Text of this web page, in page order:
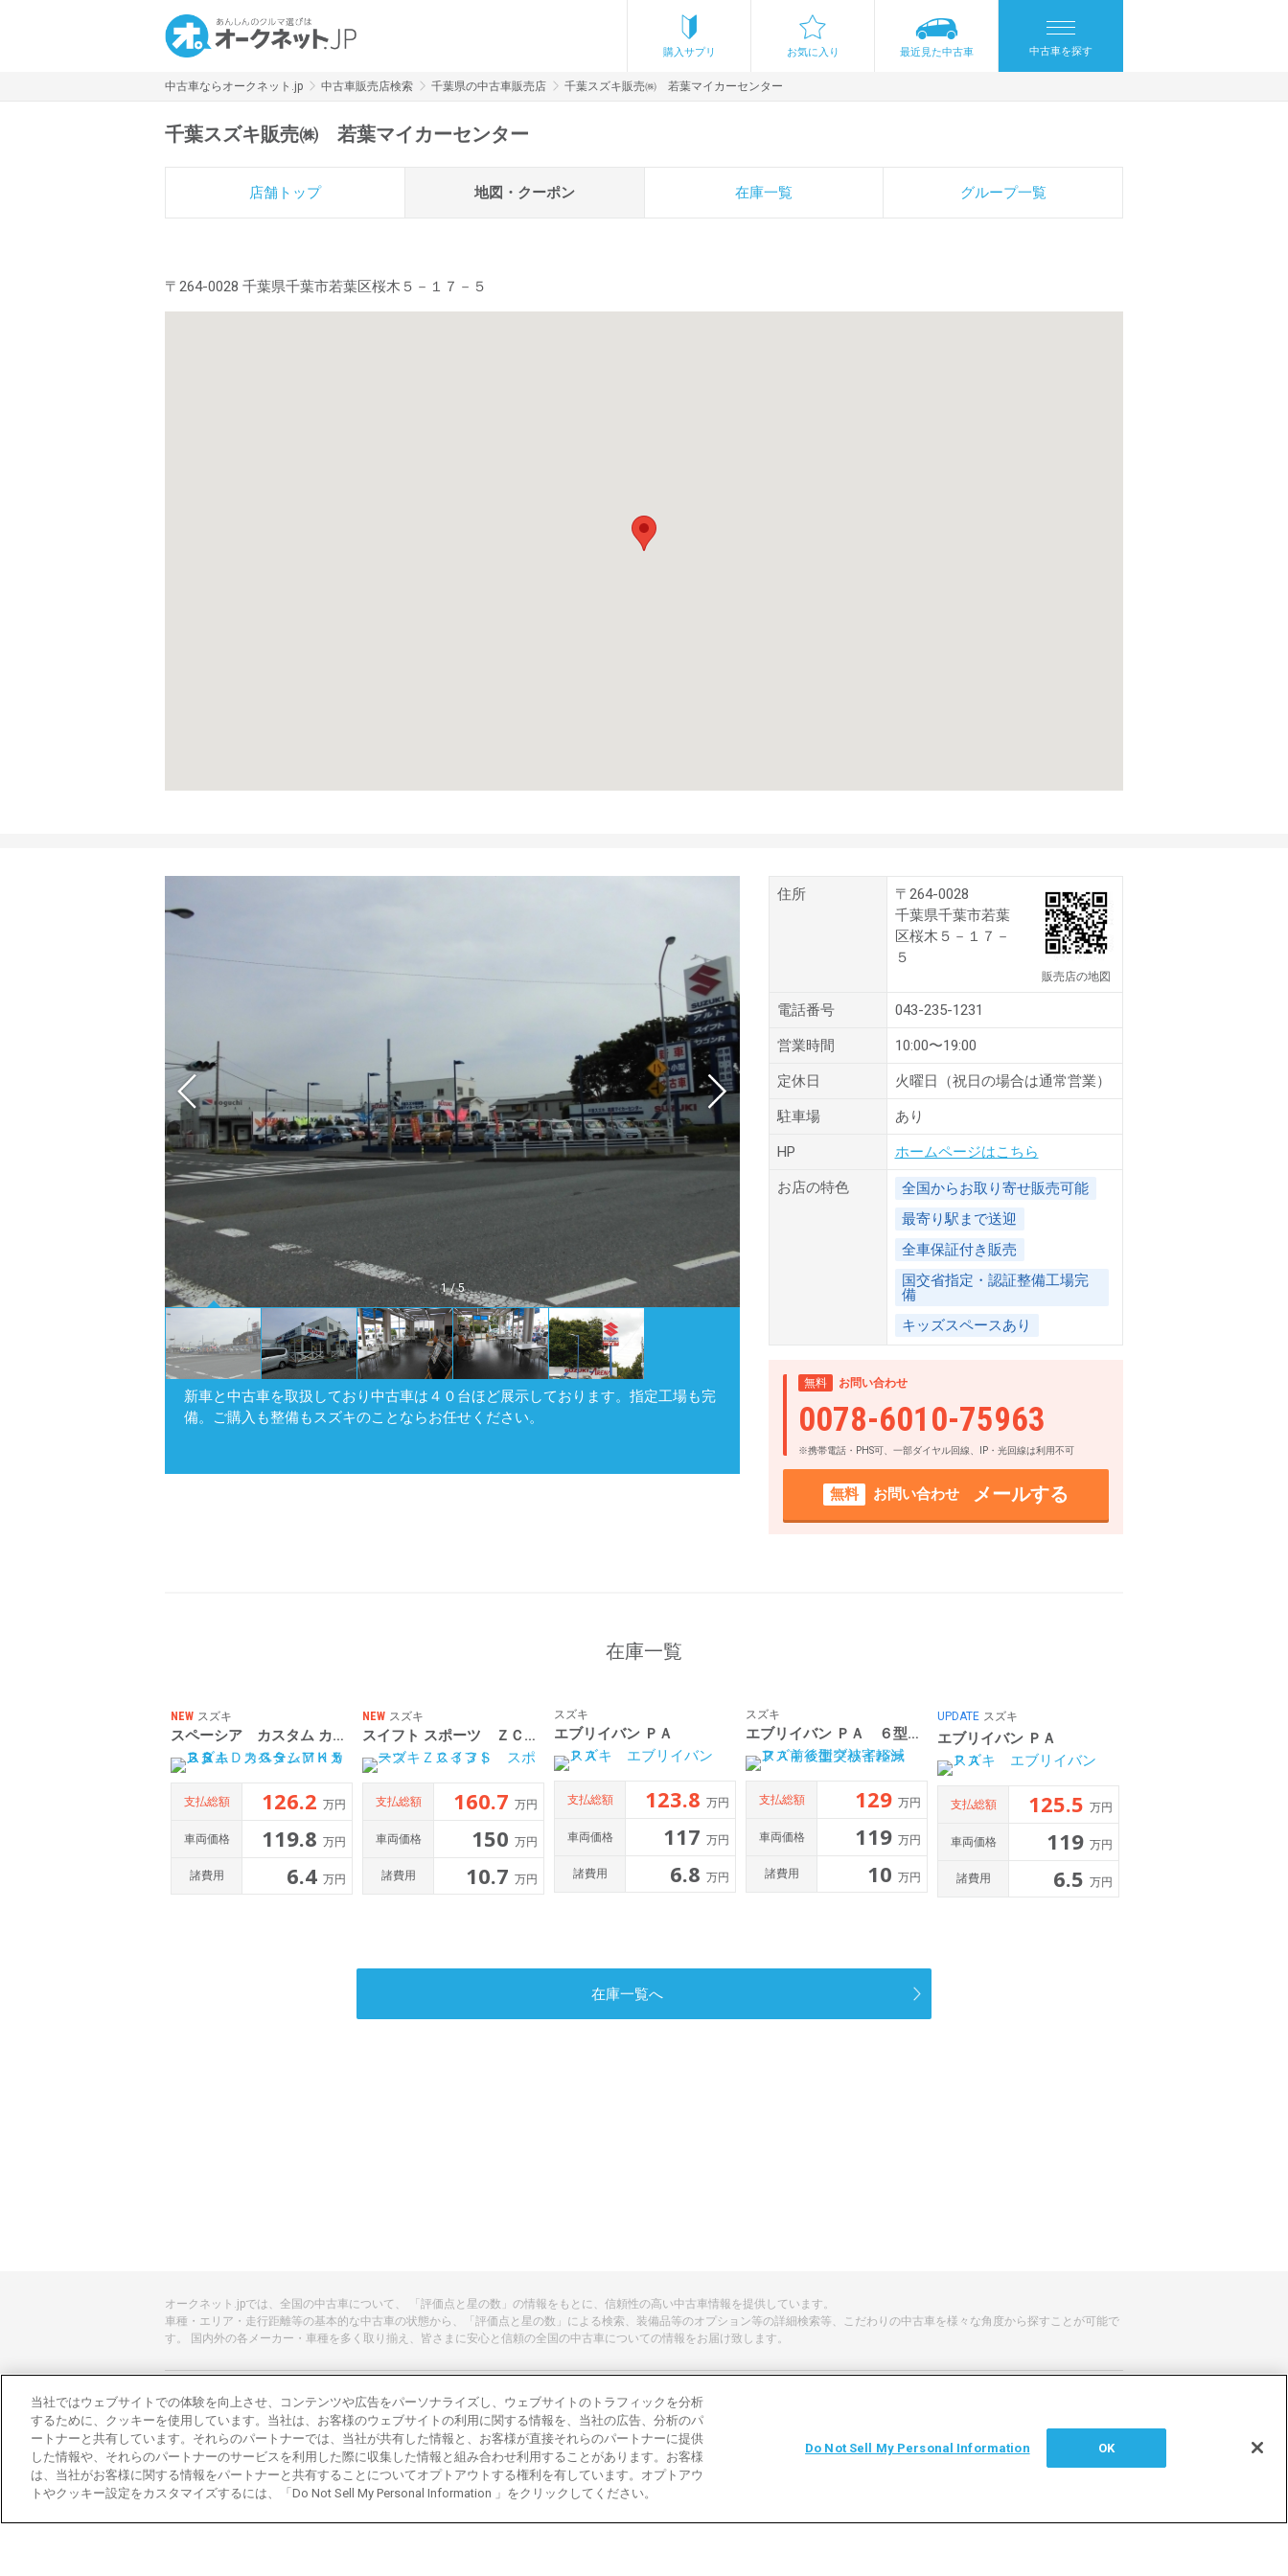
購入サプリ お気に入り 最近見た中古車 中古車を探す
中古車ならオークネット.jp 中古車販売店検索 千葉県の中古車販売店 千葉スズキ販売㈱ 若葉マイカーセンター
千葉スズキ販売㈱ 若葉マイカーセンター
店舗トップ 地図・クーポン 在庫一覧 グループ一覧
〒264-0028 千葉県千葉市若葉区桜木５－１７－５
1/5
新車と中古車を取扱しており中古車は４０台ほど展示しております。指定工場も完
備。ご購入も整備もスズキのことならお任せください。
住所
〒264-0028
千葉県千葉市若葉
区桜木５－１７－
５
販売店の地図
電話番号 043-235-1231
営業時間 10:00〜19:00
定休日 火曜日（祝日の場合は通常営業）
駐車場 あり
HP ホームページはこちら
お店の特色
全国からお取り寄せ販売可能
最寄り駅まで送迎
全車保証付き販売
国交省指定・認証整備工場完
備
キッズスペースあり
無料 お問い合わせ
0078-6010-75963
※携帯電話・PHS可、一部ダイヤル回線、IP・光回線は利用不可
無料 お問い合わせ メールする
在庫一覧
NEW スズキ
スペーシア カスタム カスタム ＨＹＢＲＩＤ ＧＳ ＭＫ５３Ｓ
支払総額 126.2 万円
車両価格 119.8 万円
諸費用 6.4 万円
NEW スズキ
スイフト スポーツ ＺＣ３３Ｓ
支払総額 160.7 万円
車両価格 150 万円
諸費用 10.7 万円
スズキ
エブリイバン ＰＡ
支払総額 123.8 万円
車両価格 117 万円
諸費用 6.8 万円
スズキ
エブリイバン ＰＡ ６型 ハイルーフ 前後衝突被害軽減
支払総額 129 万円
車両価格 119 万円
諸費用 10 万円
UPDATE スズキ
エブリイバン ＰＡ
支払総額 125.5 万円
車両価格 119 万円
諸費用 6.5 万円
在庫一覧へ
オークネット.jpでは、全国の中古車について、 「評価点と星の数」の情報をもとに、信頼性の高い中古車情報を提供しています。
車種・エリア・走行距離等の基本的な中古車の状態から、「評価点と星の数」による検索、装備品等のオプション等の詳細検索等、こだわりの中古車を様々な角度から探すことが可能で
す。 国内外の各メーカー・車種を多く取り揃え、皆さまに安心と信頼の全国の中古車についての情報をお届け致します。
あんしんのクルマ選びはオークネット.jp
オークネット.jpとは？ よくある質問 中古車用語説明
会社概要 利用規約 プライバシーポリシー 利用者情報の外部送信について
当社ではウェブサイトでの体験を向上させ、コンテンツや広告をパーソナライズし、ウェブサイトのトラフィックを分析
するために、クッキーを使用しています。当社は、お客様のウェブサイトの利用に関する情報を、当社の広告、分析のパ
ートナーと共有しています。それらのパートナーでは、当社が共有した情報と、お客様が直接それらのパートナーに提供
した情報や、それらのパートナーのサービスを利用した際に収集した情報と組み合わせ利用することがあります。お客様
は、当社がお客様に関する情報をパートナーと共有することについてオプトアウトする権利を有しています。オプトアウ
トやクッキー設定をカスタマイズするには、「Do Not Sell My Personal Information 」をクリックしてください。
Do Not Sell My Personal Information OK